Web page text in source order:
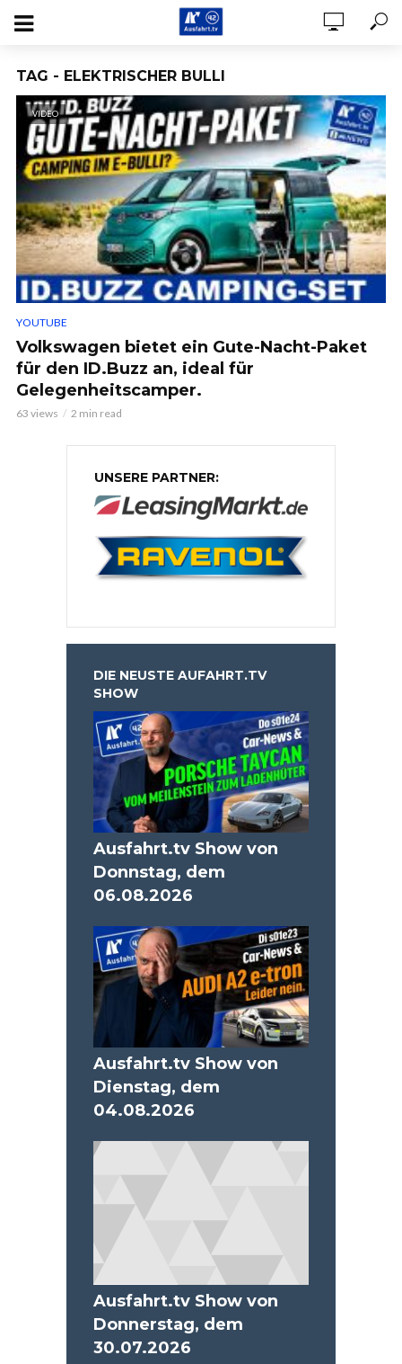
TAG - ELEKTRISCHER BULLI
VIDEO
YOUTUBE
Volkswagen bietet ein Gute-Nacht-Paket
für den ID.Buzz an, ideal für
Gelegenheitscamper.
63 views 2 min read
UNSERE PARTNER:
DIE NEUSTE AUFAHRT.TV
SHOW
Ausfahrt.tv Show von
Donnstag, dem
06.08.2026
Ausfahrt.tv Show von
Dienstag, dem
04.08.2026
Ausfahrt.tv Show von
Donnerstag, dem
30.07.2026